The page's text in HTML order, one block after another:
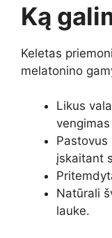
Ką
Keletas
melatonino
Likus
Pastovus
įskaitant
Natūrali
lauke.